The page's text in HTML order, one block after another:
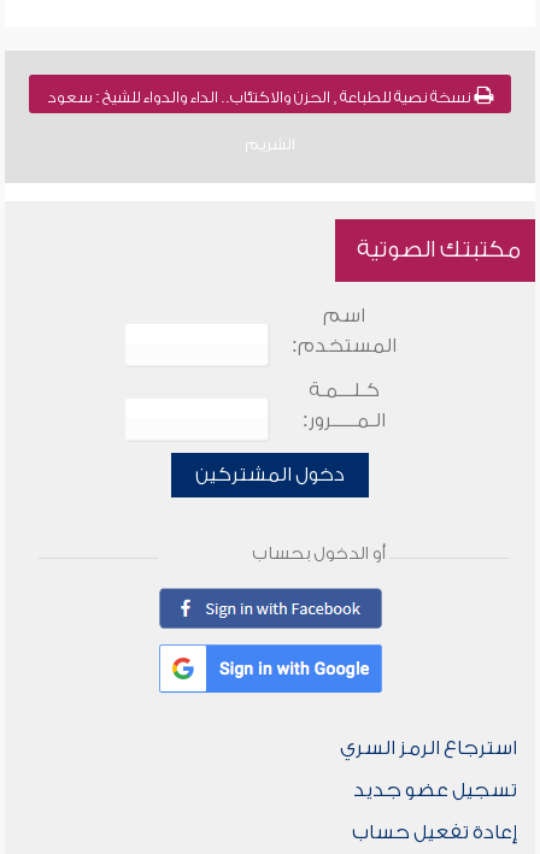
نسخة نصية للطباعة , الحزن والاكتئاب.. الداء والدواء للشيخ : سعود
الشريم
مكتبتك الصوتية
اسم
المستخدم:
كـلـــمـة
الـمـــــرور:
دخول المشتركين
أو الدخول بحساب
استرجاع الرمز السري
تسجيل عضو جديد
إعادة تفعيل حساب